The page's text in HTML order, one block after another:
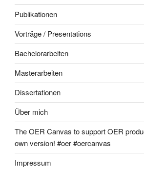
Publikationen
Vorträge / Presentations
Bachelorarbeiten
Masterarbeiten
Dissertationen
Über mich
The OER Canvas to support OER
own version! #oer #oercanvas
Impressum